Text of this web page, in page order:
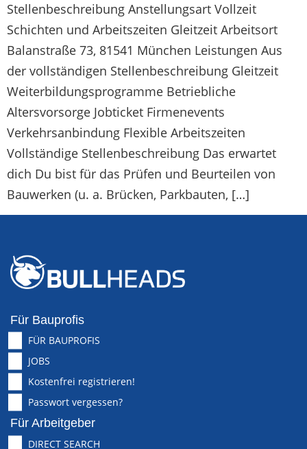
Stellenbeschreibung Anstellungsart Vollzeit
Schichten und Arbeitszeiten Gleitzeit Arbeitsort
Balanstraße 73, 81541 München Leistungen Aus
der vollständigen Stellenbeschreibung Gleitzeit
Weiterbildungsprogramme Betriebliche
Altersvorsorge Jobticket Firmenevents
Verkehrsanbindung Flexible Arbeitszeiten
Vollständige Stellenbeschreibung Das erwartet
dich Du bist für das Prüfen und Beurteilen von
Bauwerken (u. a. Brücken, Parkbauten, […]
Für Bauprofis
FÜR BAUPROFIS
JOBS
Kostenfrei registrieren!
Passwort vergessen?
Für Arbeitgeber
DIRECT SEARCH